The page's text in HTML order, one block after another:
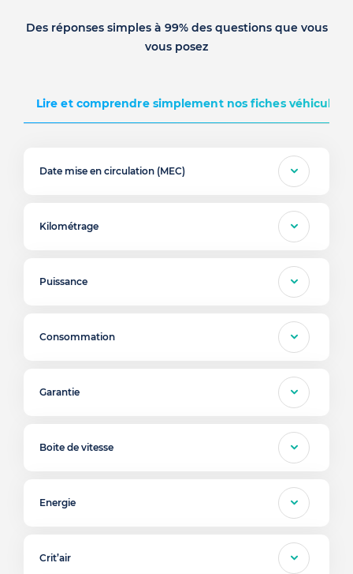
Des réponses simples à 99% des questions que vous
vous posez
Lire et comprendre simplement nos fiches véhicules
Date mise en circulation (MEC)
Kilométrage
Puissance
Consommation
Garantie
Boite de vitesse
Energie
Crit’air